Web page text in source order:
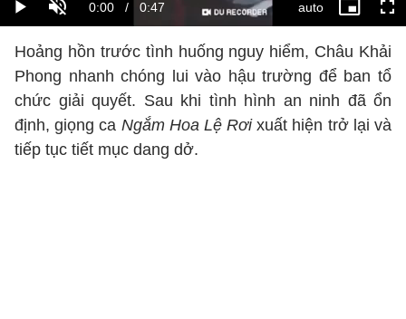
Hoảng hồn trước tình huống nguy hiểm, Châu Khải
Phong nhanh chóng lui vào hậu trường để ban tổ
chức giải quyết. Sau khi tình hình an ninh đã ổn
định, giọng ca Ngắm Hoa Lệ Rơixuất hiện trở lại và
tiếp tục tiết mục dang dở.